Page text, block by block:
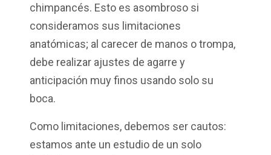
chimpancés. Esto es asombroso si
consideramos sus limitaciones
anatómicas; al carecer de manos otrompa,
debe realizar ajustes de agarre y
anticipación muy finos usando solo su
boca.
Como limitaciones, debemos ser cautos:
estamos ante un estudio de un solo